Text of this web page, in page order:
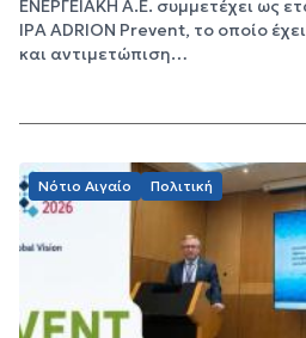
ΕΝΕΡΓΕΙΑΚΗ Α.Ε. συμμετέχει ως
IPA ADRION Prevent, το οποίο
και αντιμετώπιση…
Νότιο Αιγαίο Πολιτική